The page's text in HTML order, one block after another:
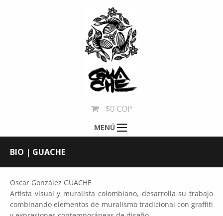
$0 COP
MENÚ
BIO | GUACHE
Oscar González GUACHE
Artista visual y muralista colombiano, desarrolla su trabajo
combinando elementos de muralismo tradicional con graffiti